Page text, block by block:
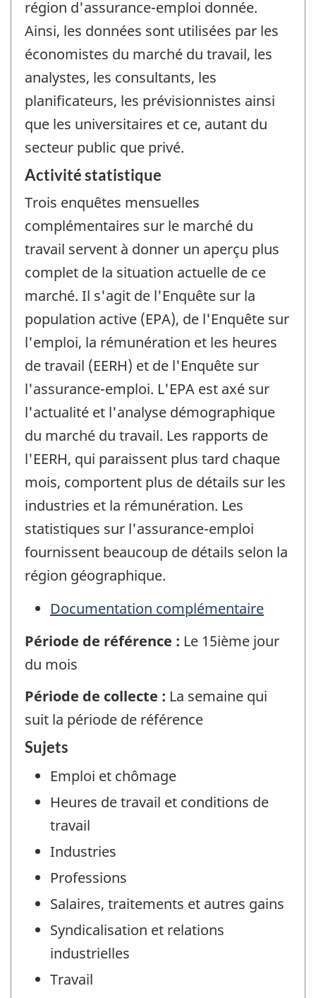
région d'assurance-emploi donnée.
Ainsi, les données sont utilisées par les
économistes du marché du travail, les
analystes, les consultants, les
planificateurs, les prévisionnistes ainsi
que les universitaires et ce, autant du
secteur public que privé.
Activité statistique
Trois enquêtes mensuelles
complémentaires sur le marché du
travail servent à donner un aperçu plus
complet de la situation actuelle de ce
marché. Il s'agit de l'Enquête sur la
population active (EPA), de l'Enquête sur
l'emploi, la rémunération et les heures
de travail (EERH) et de l'Enquête sur
l'assurance-emploi. L'EPA est axé sur
l'actualité et l'analyse démographique
du marché du travail. Les rapports de
l'EERH, qui paraissent plus tard chaque
mois, comportent plus de détails sur les
industries et la rémunération. Les
statistiques sur l'assurance-emploi
fournissent beaucoup de détails selon la
région géographique.
Documentation complémentaire
Période de référence : Le 15ième jour
du mois
Période de collecte : La semaine qui
suit la période de référence
Sujets
Emploi et chômage
Heures de travail et conditions de
travail
Industries
Professions
Salaires, traitements et autres gains
Syndicalisation et relations
industrielles
Travail